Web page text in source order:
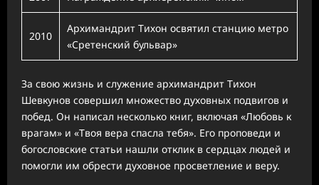
2010
Архимандрит Тихон освятил станцию метро
«Сретенский бульвар»
За свою жизнь и служение архимандрит Тихон
Шевкунов совершил множество духовных подвигов и
побед. Он написал несколько книг, включая «Любовь к
врагам» и «Твоя вера спасла тебя». Его проповеди и
богословские статьи нашли отклик в сердцах людей и
помогли им обрести духовное просветление и веру.